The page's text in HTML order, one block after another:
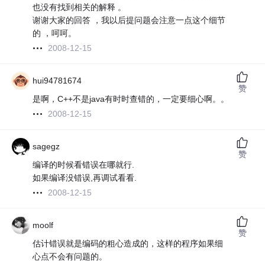
也没有找到相关的解释 。
谢谢大家的回答 ，我以后提问题会注意一点这个细节
的 ，呵呵。
2008-12-15
hui94781674
是啊，C++不是java有时时查错的，一定要细心啊。。
2008-12-15
赞
sagegz
编译的时候看错误在哪就行.
如果编译没错误,再调试看看.
2008-12-15
赞
moolf
估计错误就是编码的粗心造成的，这样的程序如果细
心点不会有问题的。
赞